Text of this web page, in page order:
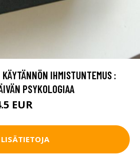
IHMISTUNTEMUS :
PSYKOLOGIAA
EUR
LISÄTIETOJA